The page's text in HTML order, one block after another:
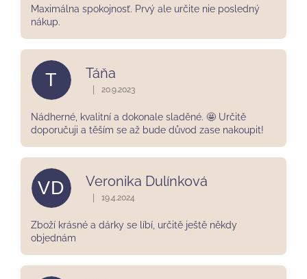
hvězdiček.
Maximálna spokojnosť. Prvý ale určite nie posledný
nákup.
T Táňa
Hodnocení obchodu je 5 z 5 hvězdiček.
20.9.2023
Nádherné, kvalitní a dokonale sladěné. 🤩 Určitě
doporučuji a těším se až bude důvod zase nakoupit!
VD Veronika Dulínková
Hodnocení obchodu je 5 z 5 hvězdiček.
19.4.2024
Zboží krásné a dárky se líbí, určitě ještě někdy
objednám